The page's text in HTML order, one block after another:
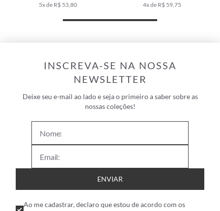
5x de R$ 53,80
4x de R$ 59,75
INSCREVA-SE NA NOSSA
NEWSLETTER
Deixe seu e-mail ao lado e seja o primeiro a saber sobre as
nossas coleções!
ENVIAR
Ao me cadastrar, declaro que estou de acordo com os